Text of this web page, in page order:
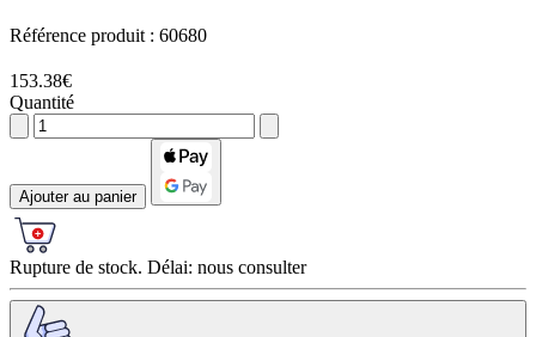
Référence produit : 60680
153.38€
Quantité
Ajouter au panier
Rupture de stock. Délai: nous consulter